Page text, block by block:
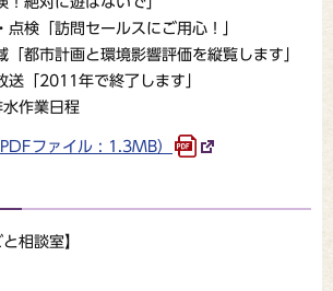
点検「訪問セールスにご用心！」
「都市計画と環境影響評価を縦覧します」
送「2011年で終了します」
作業日程
ファイル : 1.3MB）
相談室】